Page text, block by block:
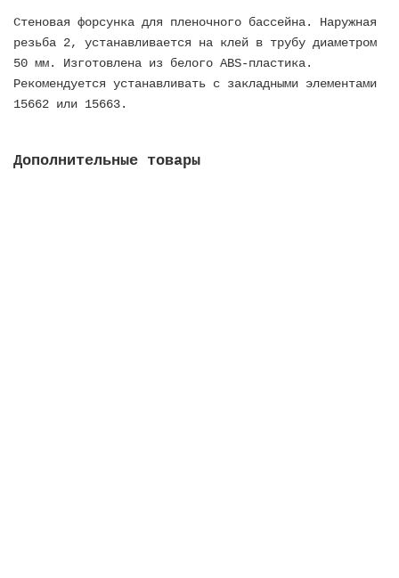
Стеновая форсунка для пленочного бассейна. Наружная
резьба 2, устанавливается на клей в трубу диаметром
50 мм. Изготовлена из белого ABS-пластика.
Рекомендуется устанавливать с закладными элементами
15662 или 15663.
Дополнительные товары